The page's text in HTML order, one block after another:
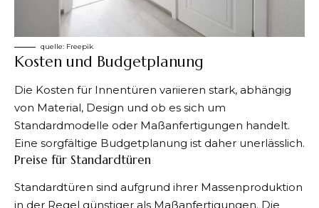
quelle: Freepik
Kosten und Budgetplanung
Die Kosten für Innentüren variieren stark, abhängig
von Material, Design und ob es sich um
Standardmodelle oder Maßanfertigungen handelt.
Eine sorgfältige Budgetplanung ist daher unerlässlich.
Preise für Standardtüren
Standardtüren sind aufgrund ihrer Massenproduktion
in der Regel günstiger als Maßanfertigungen. Die